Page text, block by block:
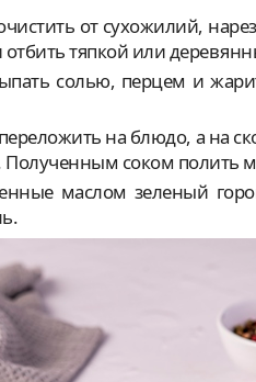
от сухожилий,
отбить тяпкой или
солью, перцем и
на блюдо, а на
соком полить
маслом зеленый